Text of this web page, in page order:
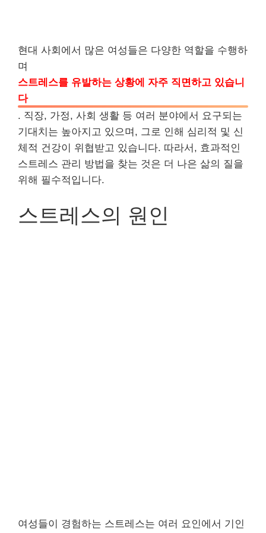
현대 사회에서 많은 여성들은 다양한 역할을 수행하
며
스트레스를 유발하는 상황에 자주 직면하고 있습니
다
. 직장, 가정, 사회 생활 등 여러 분야에서 요구되는
기대치는 높아지고 있으며, 그로 인해 심리적 및 신
체적 건강이 위협받고 있습니다. 따라서, 효과적인
스트레스 관리 방법을 찾는 것은 더 나은 삶의 질을
위해 필수적입니다.
스트레스의 원인
여성들이 경험하는 스트레스는 여러 요인에서 기인